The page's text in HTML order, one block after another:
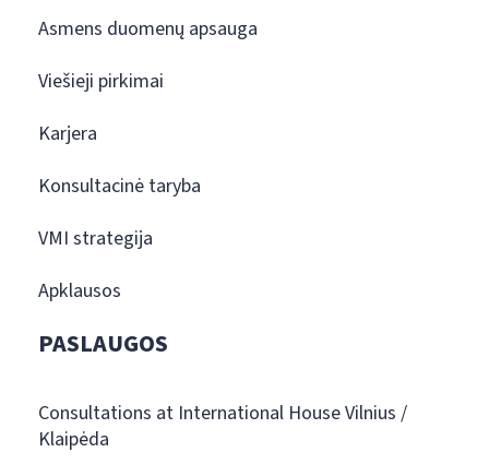
Asmens duomenų apsauga
Viešieji pirkimai
Karjera
Konsultacinė taryba
VMI strategija
Apklausos
PASLAUGOS
Consultations at International House Vilnius /
Klaipėda